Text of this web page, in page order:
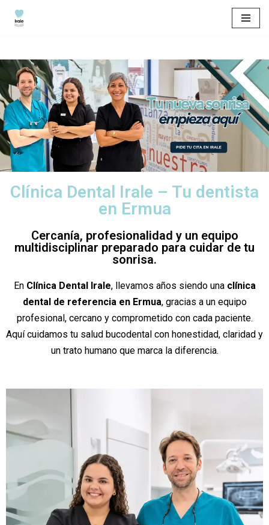
contenido
Clínica Dental Irale – Tu dentista
en Ermua
Cercanía, profesionalidad y un equipo
multidisciplinar preparado para cuidar de tu
sonrisa.
En Clínica Dental Irale, llevamos años siendo una clínica
dental de referencia en Ermua, gracias a un equipo
profesional, cercano y comprometido con cada paciente.
Aquí cuidamos tu salud bucodental con honestidad, claridad y
un trato humano que marca la diferencia.